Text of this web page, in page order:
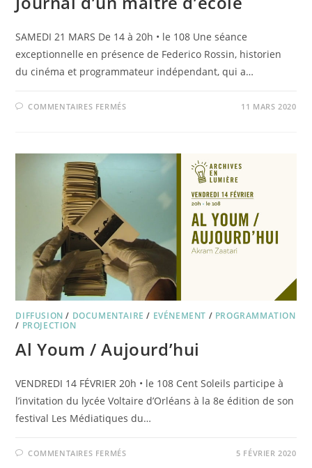
SAMEDI 21 MARS De 14 à 20h • le 108 Une séance
exceptionnelle en présence de Federico Rossin, historien
du cinéma et programmateur indépendant, qui a…
COMMENTAIRES FERMÉSSUR 11 MARS 2020
DIFFUSION / DOCUMENTAIRE / EVÉNEMENT / PROGRAMMATION
/ PROJECTION
Al Youm / Aujourd’hui
VENDREDI 14 FÉVRIER 20h • le 108 Cent Soleils participe à
l’invitation du lycée Voltaire d’Orléans à la 8e édition de son
festival Les Médiatiques du…
COMMENTAIRES FERMÉSSUR 5 FÉVRIER 2020